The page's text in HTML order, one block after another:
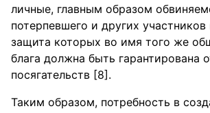
личные, главным образом
потерпевшего и других участников
защита которых во имя того же
блага должна быть гарантирована
посягательств [8].
Таким образом, потребность в